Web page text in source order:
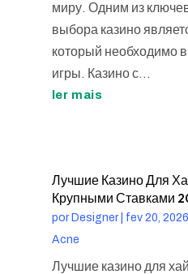
миру. Одним из
выбора казино
который необходимо
игры. Казино с...
ler mais
Лучшие Казино Для
Крупными Ставками
porDesigner| fev 20, 2026
Acne
Лучшие казино для